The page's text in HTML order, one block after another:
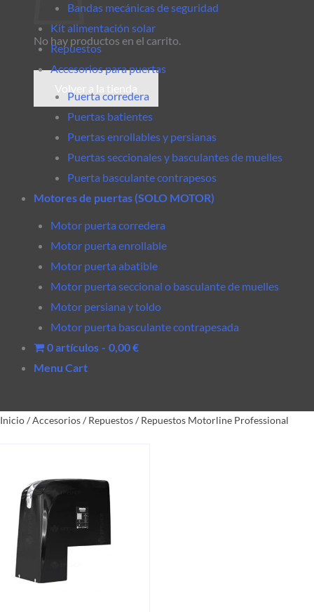
No hay productos en el carrito.
Volver a la tienda
Bandas mecánicas de seguridad
Kit alimentación solar
Repuestos
Accesorios para puertas
Puerta corredera
Puertas batientes
Puertas enrollables y persianas
Puertas seccionales y basculantes de muelles
Puerta basculante contrapesos
Motores de puertas (SOLO MOTOR)
Motor puerta corredera
Motor puerta enrollable
Motor puerta abatible
Motor puerta seccional o basculante de muelles
Motor persiana y toldo
Motor puerta basculante contrapesada
0 artículos
0,00 €
Menu Cart
Inicio/Accesorios/ Repuestos/ Repuestos Motorline Professional